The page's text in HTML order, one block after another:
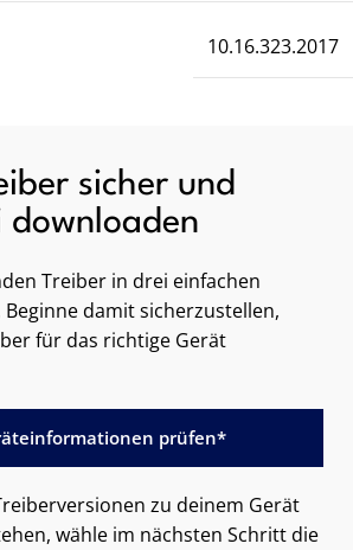
10.16.323.2017
sicher und
downloaden
Treiber in drei einfachen
damit sicherzustellen,
für das richtige Gerät
prüfen*
zu deinem Gerät
wähle im nächsten Schritt die